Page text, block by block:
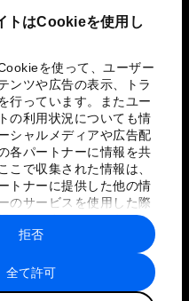
トはCookieを使用し
を使って、ユーザー
ンツや広告の表示、トラ
行っています。またユー
の利用状況についても情
シャルメディアや広告配
各パートナーに情報を共
こで収集された情報は、
トナーに提供した他の情
のサービスを使用した際
と組み合わされ、各パー
用されることがありま
全て許可
拒否
ーと利用規約
ップ